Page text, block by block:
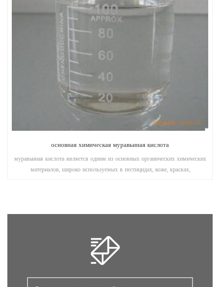
основная химическая муравьиная кислота
муравьиная кислота является одним из основных органических химических
материалов, широко используемых в пестицидах, коже, красках,